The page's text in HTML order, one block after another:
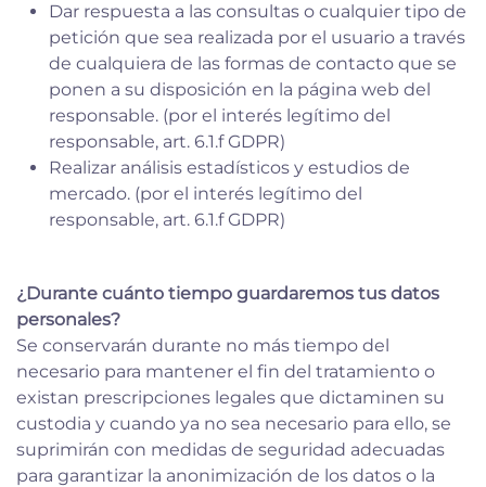
Dar respuesta a las consultas o cualquier tipo de
petición que sea realizada por el usuario a través
de cualquiera de las formas de contacto que se
ponen a su disposición en la página web del
responsable. (por el interés legítimo del
responsable, art. 6.1.f GDPR)
Realizar análisis estadísticos y estudios de
mercado. (por el interés legítimo del
responsable, art. 6.1.f GDPR)
¿Durante cuánto tiempo guardaremos tus datos
personales?
Se conservarán durante no más tiempo del
necesario para mantener el fin del tratamiento o
existan prescripciones legales que dictaminen su
custodia y cuando ya no sea necesario para ello, se
suprimirán con medidas de seguridad adecuadas
para garantizar la anonimización de los datos o la